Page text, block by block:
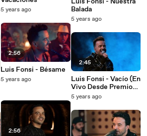
5 years ago
2:56
Luis Fonsi - Bésame
5 years ago
2:56
Balada
5 years ago
2:45
Luis Fonsi - Vacío (En
Vivo Desde Premio
Lo Nuestro 2021)
5 years ago